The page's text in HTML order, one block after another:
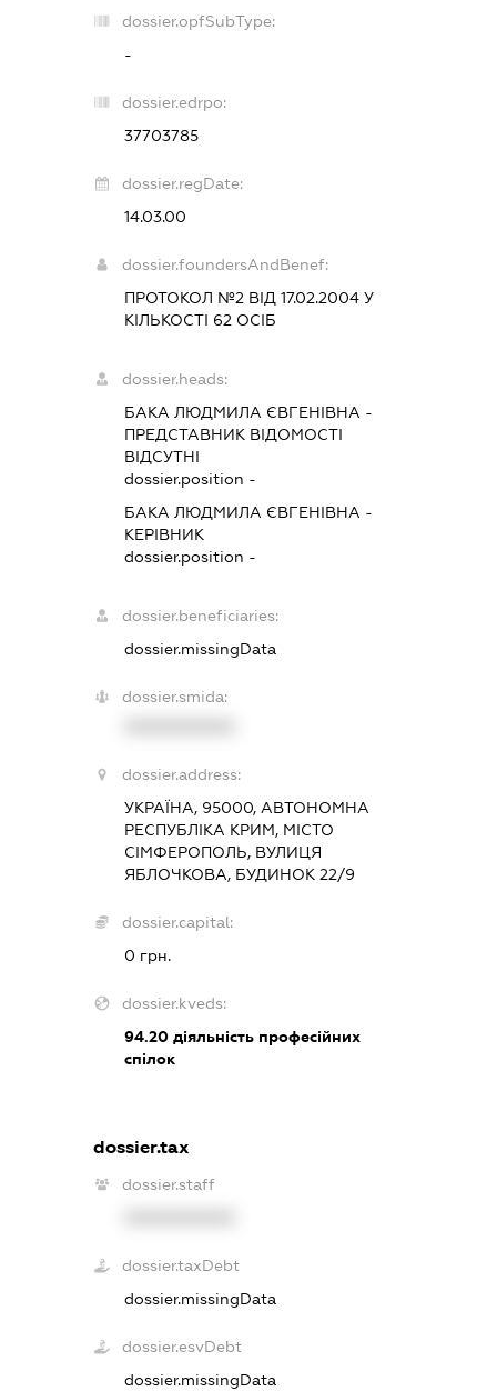
dossier.opfSubType:
-
dossier.edrpo:
37703785
dossier.regDate:
14.03.00
dossier.foundersAndBenef:
ПРОТОКОЛ №2 ВІД 17.02.2004 У
КІЛЬКОСТІ 62 ОСІБ
dossier.heads:
БАКА ЛЮДМИЛА ЄВГЕНІВНА -
ПРЕДСТАВНИК ВІДОМОСТІ
ВІДСУТНІ
dossier.position -
БАКА ЛЮДМИЛА ЄВГЕНІВНА -
КЕРІВНИК
dossier.position -
dossier.beneficiaries:
dossier.missingData
dossier.smida:
dossier.address:
УКРАЇНА, 95000, АВТОНОМНА
РЕСПУБЛІКА КРИМ, МІСТО
СІМФЕРОПОЛЬ, ВУЛИЦЯ
ЯБЛОЧКОВА, БУДИНОК 22/9
dossier.capital:
0 грн.
dossier.kveds:
94.20 діяльність професійних
спілок
dossier.tax
dossier.staff
dossier.taxDebt
dossier.missingData
dossier.esvDebt
dossier.missingData